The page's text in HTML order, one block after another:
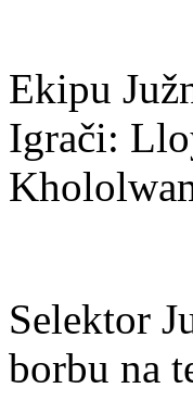
Ekipu
Igrači:
Selektor
borbu na